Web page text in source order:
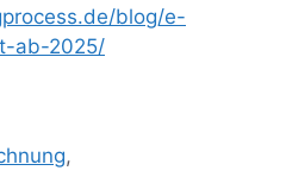
blog/e-
ab-2025/
,